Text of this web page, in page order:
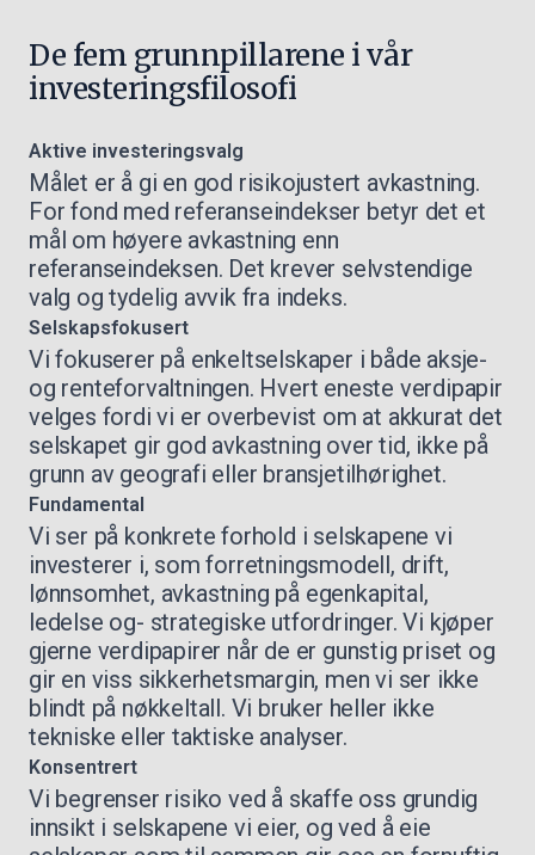
De fem grunnpillarene i vår
investeringsfilosofi
Aktive investeringsvalg
Målet er å gi en god risikojustert avkastning.
For fond med referanseindekser betyr det et
mål om høyere avkastning enn
referanseindeksen. Det krever selvstendige
valg og tydelig avvik fra indeks.
Selskapsfokusert
Vi fokuserer på enkeltselskaper i både aksje-
og renteforvaltningen. Hvert eneste verdipapir
velges fordi vi er overbevist om at akkurat det
selskapet gir god avkastning over tid, ikke på
grunn av geografi eller bransjetilhørighet.
Fundamental
Vi ser på konkrete forhold i selskapene vi
investerer i, som forretningsmodell, drift,
lønnsomhet, avkastning på egenkapital,
ledelse og- strategiske utfordringer. Vi kjøper
gjerne verdipapirer når de er gunstig priset og
gir en viss sikkerhetsmargin, men vi ser ikke
blindt på nøkkeltall. Vi bruker heller ikke
tekniske eller taktiske analyser.
Konsentrert
Vi begrenser risiko ved å skaffe oss grundig
innsikt i selskapene vi eier, og ved å eie